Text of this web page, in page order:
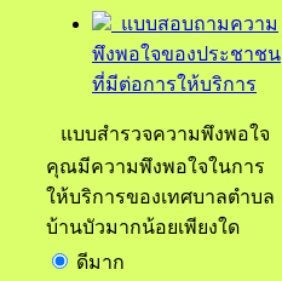
แบบสอบถามความ
พึงพอใจของประชาชน
ที่มีต่อการให้บริการ
แบบสำรวจความพึงพอใจ
คุณมีความพึงพอใจในการ
ให้บริการของเทศบาลตำบล
บ้านบัวมากน้อยเพียงใด
ดีมาก